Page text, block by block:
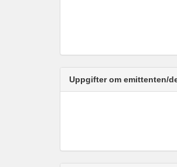
Uppgifter om emittenten/